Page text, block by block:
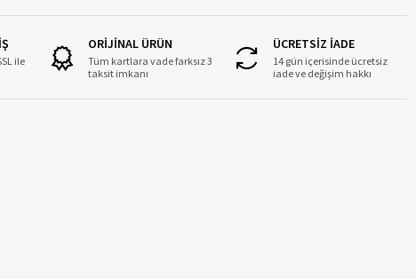
ile
ORİJİNAL ÜRÜN
Tüm kartlara vade farksız 3
taksit imkanı
ÜCRETSİZ İADE
14 gün içerisinde ücretsiz
iade ve değişim hakkı